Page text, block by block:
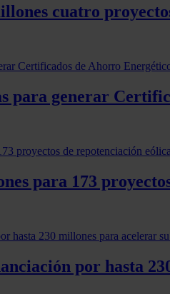
cuatro
para generar
para 173
por hasta